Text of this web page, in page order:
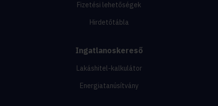
Fizetési lehetőségek
Hirdetőtábla
Ingatlanoskereső
Lakáshitel-kalkulátor
Energiatanúsítvány